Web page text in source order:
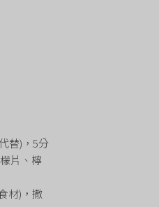
替)，5分
片、檸
材)，撒